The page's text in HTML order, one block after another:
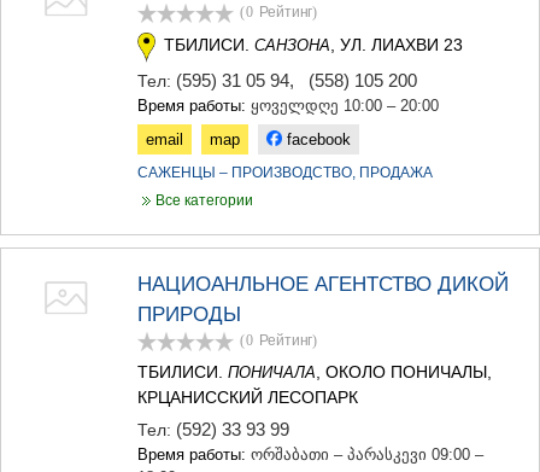
САЧХЕРЕ
ГУРДЖААНИ
ТЕЛАВИ
ЛАГОДЕХИ
МЦХЕТА-МТИАНЕТИ
(0 Рейтинг)
ТБИЛИСИ. САНЗОНА , УЛ. ЛИАХВИ 23
Тел: (595) 31 05 94, (558) 105 200
Время работы: ყოველდღე 10:00 – 20:00
email
map facebook
САЖЕНЦЫ – ПРОИЗВОДСТВО, ПРОДАЖА
Все категории
НАЦИОАНЛЬНОЕ АГЕНТСТВО ДИКОЙ
ПРИРОДЫ
(0 Рейтинг)
ТБИЛИСИ. ПОНИЧАЛА , ОКОЛО ПОНИЧАЛЫ,
КРЦАНИССКИЙ ЛЕСОПАРК
Тел: (592) 33 93 99
Время работы: ორშაბათი – პარასკევი 09:00 –